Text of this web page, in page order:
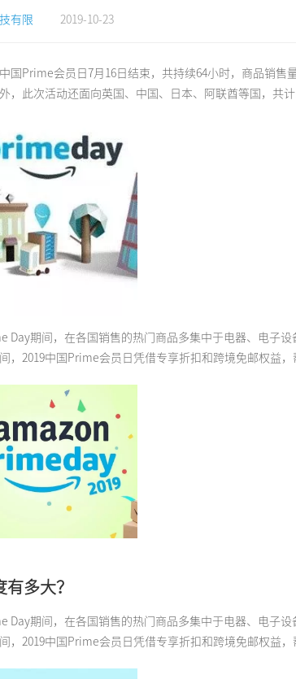
有限 2019-10-23
国Prime会员日7月16日结束，共持续64小时，商品销售
，此次活动还面向英国、中国、日本、阿联酋等国，共
Day期间，在各国销售的热门商品多集中于电器、电子
，2019中国Prime会员日凭借专享折扣和跨境免邮权益
多大？
Day期间，在各国销售的热门商品多集中于电器、电子
，2019中国Prime会员日凭借专享折扣和跨境免邮权益